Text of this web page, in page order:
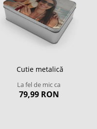
Cutie metalică
La fel de mic ca
79,99 RON